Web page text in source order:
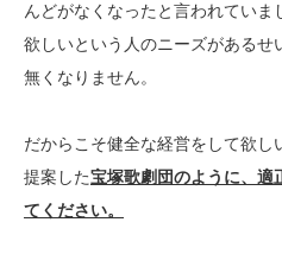
んどがなくなったと言われていま
欲しいという人のニーズがある
無くなりません。
だからこそ健全な経営をして欲し
提案した宝塚歌劇団のように、適
てください。